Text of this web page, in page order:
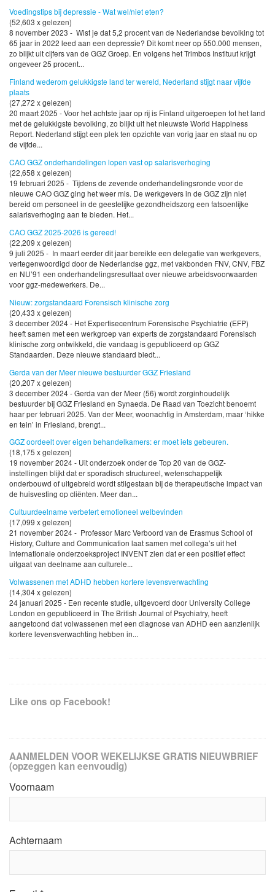
Voedingstips bij depressie - Wat wel/niet eten?
(52,603 x gelezen)
8 november 2023 - Wist je dat 5,2 procent van de Nederlandse bevolking tot
65 jaar in 2022 leed aan een depressie? Dit komt neer op 550.000 mensen,
zo blijkt uit cijfers van de GGZ Groep. En volgens het Trimbos Instituut krijgt
ongeveer 25 procent...
Finland wederom gelukkigste land ter wereld, Nederland stijgt naar vijfde
plaats
(27,272 x gelezen)
20 maart 2025 - Voor het achtste jaar op rij is Finland uitgeroepen tot het land
met de gelukkigste bevolking, zo blijkt uit het nieuwste World Happiness
Report. Nederland stijgt een plek ten opzichte van vorig jaar en staat nu op
de vijfde...
CAO GGZ onderhandelingen lopen vast op salarisverhoging
(22,658 x gelezen)
19 februari 2025 - Tijdens de zevende onderhandelingsronde voor de
nieuwe CAO GGZ ging het weer mis. De werkgevers in de GGZ zijn niet
bereid om personeel in de geestelijke gezondheidszorg een fatsoenlijke
salarisverhoging aan te bieden. Het...
CAO GGZ 2025-2026 is gereed!
(22,209 x gelezen)
9 juli 2025 - In maart eerder dit jaar bereikte een delegatie van werkgevers,
vertegenwoordigd door de Nederlandse ggz, met vakbonden FNV, CNV, FBZ
en NU’91 een onderhandelingsresultaat over nieuwe arbeidsvoorwaarden
voor ggz-medewerkers. De...
Nieuw: zorgstandaard Forensisch klinische zorg
(20,433 x gelezen)
3 december 2024 - Het Expertisecentrum Forensische Psychiatrie (EFP)
heeft samen met een werkgroep van experts de zorgstandaard Forensisch
klinische zorg ontwikkeld, die vandaag is gepubliceerd op GGZ
Standaarden. Deze nieuwe standaard biedt...
Gerda van der Meer nieuwe bestuurder GGZ Friesland
(20,207 x gelezen)
3 december 2024 - Gerda van der Meer (56) wordt zorginhoudelijk
bestuurder bij GGZ Friesland en Synaeda. De Raad van Toezicht benoemt
haar per februari 2025. Van der Meer, woonachtig in Amsterdam, maar ‘hikke
en tein’ in Friesland, brengt...
GGZ oordeelt over eigen behandelkamers: er moet iets gebeuren.
(18,175 x gelezen)
19 november 2024 - Uit onderzoek onder de Top 20 van de GGZ-
instellingen blijkt dat er sporadisch structureel, wetenschappelijk
onderbouwd of uitgebreid wordt stilgestaan bij de therapeutische impact van
de huisvesting op cliënten. Meer dan...
Cultuurdeelname verbetert emotioneel welbevinden
(17,099 x gelezen)
21 november 2024 - Professor Marc Verboord van de Erasmus School of
History, Culture and Communication laat samen met collega’s uit het
internationale onderzoeksproject INVENT zien dat er een positief effect
uitgaat van deelname aan culturele...
Volwassenen met ADHD hebben kortere levensverwachting
(14,304 x gelezen)
24 januari 2025 - Een recente studie, uitgevoerd door University College
London en gepubliceerd in The British Journal of Psychiatry, heeft
aangetoond dat volwassenen met een diagnose van ADHD een aanzienlijk
kortere levensverwachting hebben in...
Like ons op Facebook!
AANMELDEN VOOR WEKELIJKSE GRATIS NIEUWBRIEF
(opzeggen kan eenvoudig)
Voornaam
Achternaam